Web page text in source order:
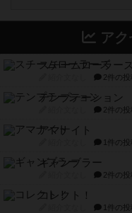
ア
スチームローラーズ
2件の投
テンプテーション
2件の投
アマナイト
1件の投
ギャンブラー
2件の投
コレクト！
1件の投